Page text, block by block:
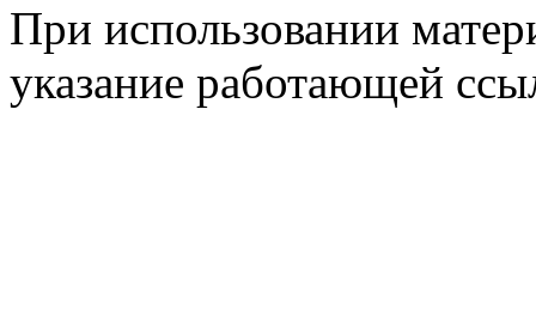
При использовании
указание работающей